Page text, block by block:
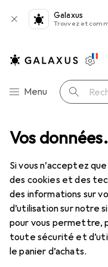
Vos
Si vous n’acceptez
des cookies et des
des informations sur
d’utilisation sur notre
pour vous permettre,
toute sécurité et
le panier d’achats.
Galaxus
Trouvez et
Navigation par catégorie
Menu Recherche
Panier
chat Cat's Best
EUR